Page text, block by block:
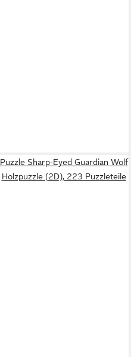
Puzzle Sharp-Eyed Guardian Wolf
Holzpuzzle (2D), 223 Puzzleteile